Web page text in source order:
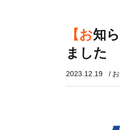
【お知らせ】仮設機材総合カタログがリニューアルし
ました
2023.12.19